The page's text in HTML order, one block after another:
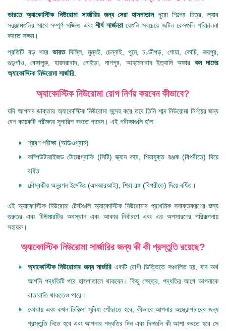
ভারতে অ্যাকোস্টিক নিউরোমা সার্জারির জন্য সেরা হাসপাতালপুরো শিল্পের চিত্র, ল্যাব
সরঞ্জামগুলির সাথে সম্পূর্ণ সজ্জিত এবংশীর্ষ সার্জনরাযেগুলি সবচেয়ে জটিল কেসগুলি পরিচালনা
করতে সক্ষম।
প্রতিটি বড় শহর ভারতদিল্লি, মুম্বই, চেন্নাই, পুনে, চণ্ডীগড়, গোয়া, কোচি, জয়পুর,
গুড়গাঁও, বেঙ্গালুরু, হায়দরাবাদ, নোইডা, নাগপুর, আহমেদাবাদ ইত্যাদি অফার কম দামের
অ্যাকোস্টিক নিউরোমা সার্জারি.
অ্যাকোস্টিক নিউরোমা রোগ নির্ণয় করবেন কীভাবে?
যদি আপনার ডাক্তার অ্যাকোস্টিক নিউরোমা সন্দেহ করে তবে তিনি শাব্দ নিউরোমা নির্ণয়ের জন্য
বেশ কয়েকটি পরীক্ষার সুপারিশ করতে পারেন। এই পরীক্ষাগুলি হ'ল:
শ্রবণ পরীক্ষা (অডিওগ্রাম)
কম্পিউটারাইজড টোমোগ্রাফি (সিটি) স্ক্যান করে, শিরাযুক্ত রঞ্জক (বিপরীতে) দিয়ে
বর্ধিত
চৌম্বকীয় অনুরণন ইমেজিং (এমআরআই), শিরা রঙ্গ (বিপরীতে) দিয়ে বর্ধিত।
এই অ্যাকোস্টিক নিউরোমা টেস্টগুলি অ্যাকোস্টিক নিউরোমার প্রাথমিক সনাক্তকরণের জন্য
গুরুতর এবং টিউমারটির অবস্থান এবং আকার নির্ধারণে এবং এর অপসারণের পরিকল্পনায়
সহায়ক।
অ্যাকোস্টিক নিউরোমা সার্জারির জন্য কী কী প্রস্তুতি রয়েছে?
অ্যাকোস্টিক নিউরোমার জন্য সার্জারিএকটি রোগী ভিত্তিতে সঞ্চালিত হয়, যার অর্থ
আপনি পদ্ধতিটি পরে হাসপাতালে থাকবেন। কিছু ক্ষেত্রে, পদ্ধতির আগে আপনাকে
রাতারাতি থাকতেও পারে।
কোথায় এবং কখন চিকিত্সা সুবিধা পৌঁছাতে হবে, কীভাবে আপনার অস্ত্রোপচারের জন্য
প্রস্তুতি নিতে হবে এবং আপনার পদ্ধতির দিন এবং দিনগুলি কী আশা করতে হবে সে